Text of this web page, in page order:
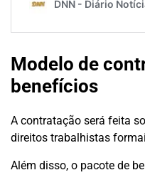
Modelo de
benefícios
A contratação será feita
direitos trabalhistas
Além disso, o pacote de